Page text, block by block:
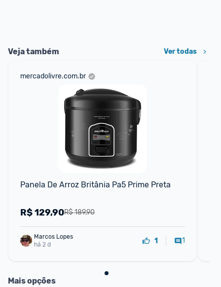
Veja também Ver todas
mercadolivre.com.br
Panela De Arroz Britânia Pa5 Prime Preta
R$ 189,90
R$129,90
Marcos Lopes
há 2 d
1 1
Mais opções